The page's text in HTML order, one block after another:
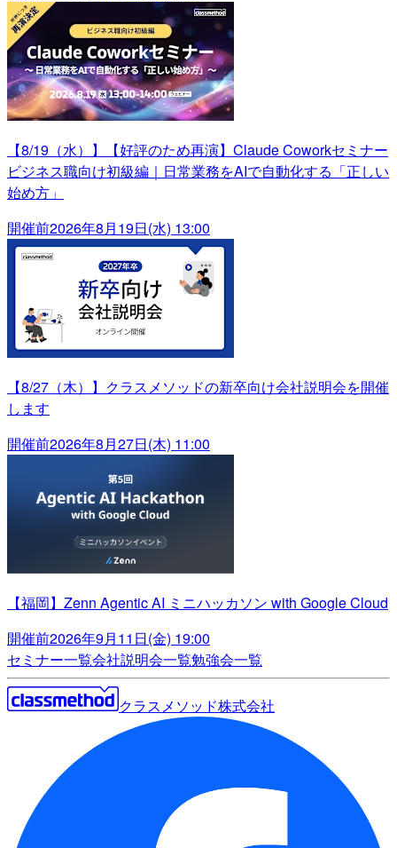
【8/19（水）】【好評のため再演】Claude Coworkセミナー
ビジネス職向け初級編｜日常業務をAIで自動化する「正しい
始め方」
開催前2026年8月19日(水) 13:00
【8/27（木）】クラスメソッドの新卒向け会社説明会を開催
します
開催前2026年8月27日(木) 11:00
【福岡】Zenn Agentic AI ミニハッカソン with Google Cloud
開催前2026年9月11日(金) 19:00
セミナー一覧会社説明会一覧勉強会一覧
クラスメソッド株式会社